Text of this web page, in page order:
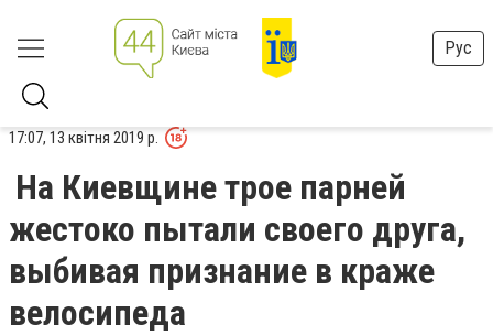
Рус
17:07, 13 квітня 2019 р.
На Киевщине трое парней
жестоко пытали своего друга,
выбивая признание в краже
велосипеда